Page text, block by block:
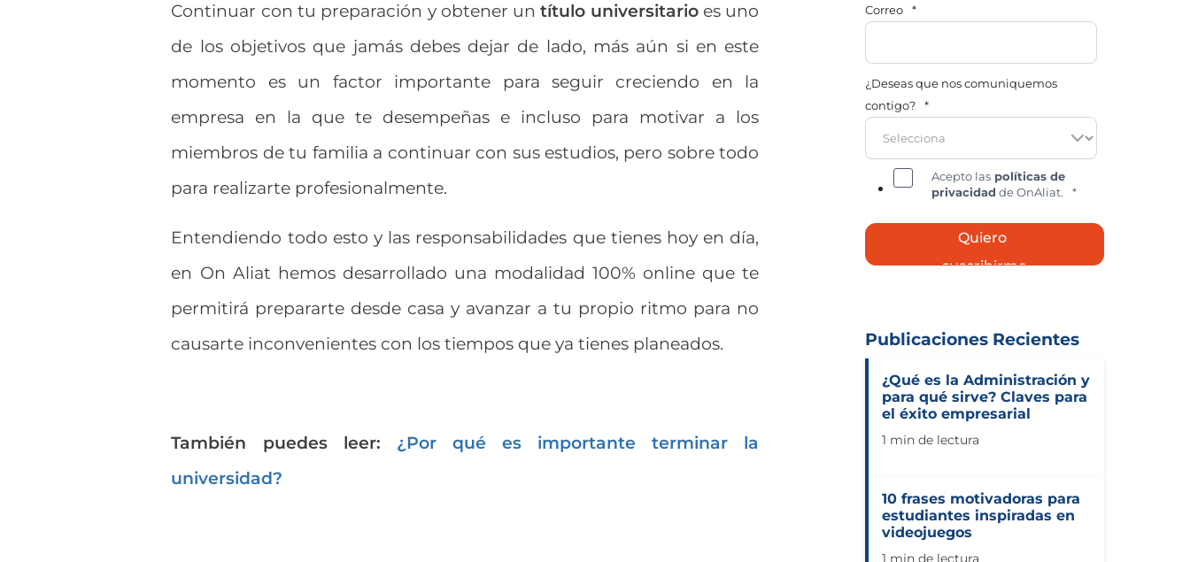
Continuar con tu preparación y obtener untítulo universitarioes uno
de los objetivos que jamás debes dejar de lado, más aún si en este
momento es un factor importante para seguir creciendo en la
empresa en la que te desempeñas e incluso para motivar a los
miembros de tu familia a continuar con sus estudios, pero sobre todo
para realizarte profesionalmente.
Entendiendo todo esto y las responsabilidades que tienes hoy en día,
en On Aliat hemos desarrollado una modalidad 100% online que te
permitirá prepararte desde casa y avanzar a tu propio ritmo para no
causarte inconvenientes con los tiempos que ya tienes planeados.
También puedes leer: ¿Por qué es importante terminar la
universidad?
Correo *
¿Deseas que nos comuniquemos
contigo?
*
Acepto las políticas de
privacidad de OnAliat. *
Publicaciones Recientes
¿Qué es la Administración y
para qué sirve? Claves para
el éxito empresarial
1 min de lectura
10 frases motivadoras para
estudiantes inspiradas en
videojuegos
1 min de lectura